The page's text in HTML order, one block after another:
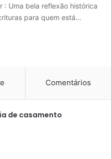
: Uma bela reflexão histórica
para quem está…
Comentários
de casamento